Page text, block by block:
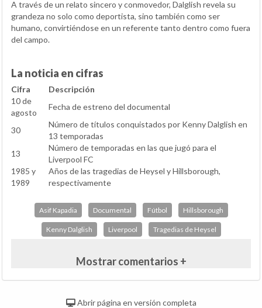
A través de un relato sincero y conmovedor, Dalglish revela su
grandeza no solo como deportista, sino también como ser
humano, convirtiéndose en un referente tanto dentro como fuera
del campo.
La noticia en cifras
Cifra
Descripción
10 de
agosto
Fecha de estreno del documental
30
Número de títulos conquistados por Kenny Dalglish en
13 temporadas
13
Número de temporadas en las que jugó para el
Liverpool FC
1985 y
1989
Años de las tragedias de Heysel y Hillsborough,
respectivamente
Asif Kapadia Documental Fútbol Hillsborough
Kenny Dalglish Liverpool Tragedias de Heysel
Mostrar comentarios +
Abrir página en versión completa